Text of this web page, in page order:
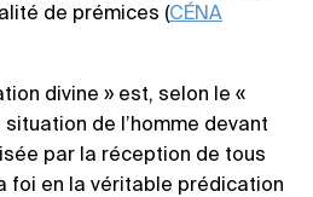
de prémices (CÉNA
divine » est, selon le «
de l’homme devant
par la réception de tous
foi en la véritable prédication